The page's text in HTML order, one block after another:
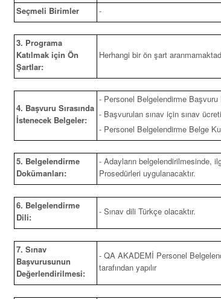
Seçmeli Birimler
-
3. Programa
Katılmak için Ön
Şartlar:
Herhangi bir ön şart
4. Başvuru Sırasında
İstenecek Belgeler:
- Personel Belgelendirme Başvuru
- Başvurulan sınav için sınav
- Personel Belgelendirme Belge
5. Belgelendirme
Dokümanları:
- Adayların belgelendirilmesinde,
Prosedürleri uygulanacaktır.
6. Belgelendirme
Dili:
- Sınav dili Türkçe olacaktır.
7. Sınav
Başvurusunun
Değerlendirilmesi:
- QA AKADEMİ Personel
tarafından yapılır